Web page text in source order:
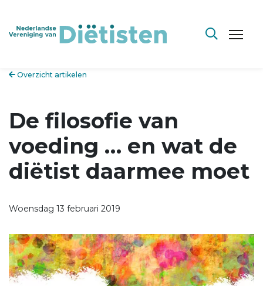
Overzicht artikelen
De filosofie van
voeding … en wat de
diëtist daarmee moet
Woensdag 13 februari 2019